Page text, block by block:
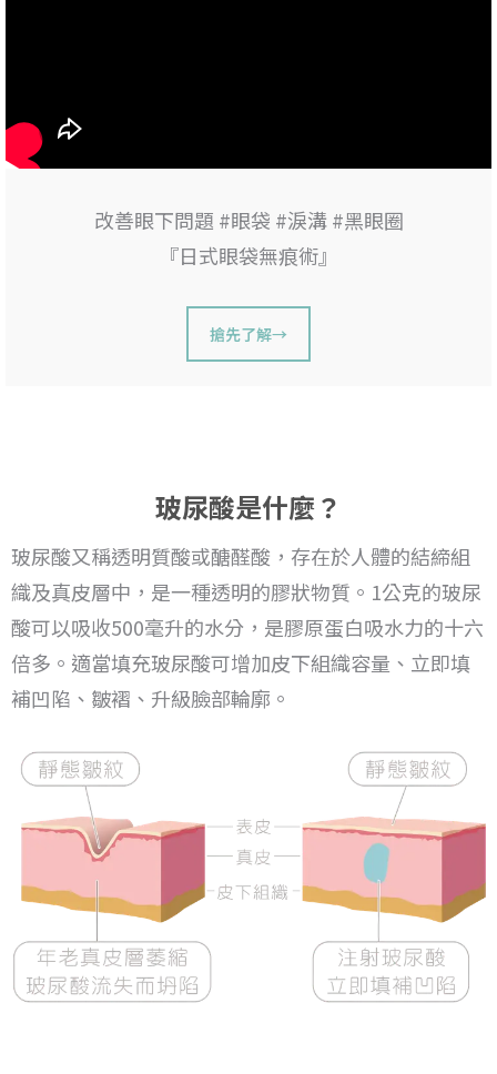
改善眼下問題 #眼袋 #淚溝 #黑眼圈
『日式眼袋無痕術』
搶先了解→
玻尿酸是什麼？
玻尿酸又稱透明質酸或醣醛酸，存在於人體的結締組
織及真皮層中，是一種透明的膠狀物質。 1公克的玻尿
酸可以吸收500毫升的水分，是膠原蛋白吸水力的十六
倍多。 適當填充玻尿酸可增加皮下組織容量、立即填
補凹陷、皺褶、升級臉部輪廓。